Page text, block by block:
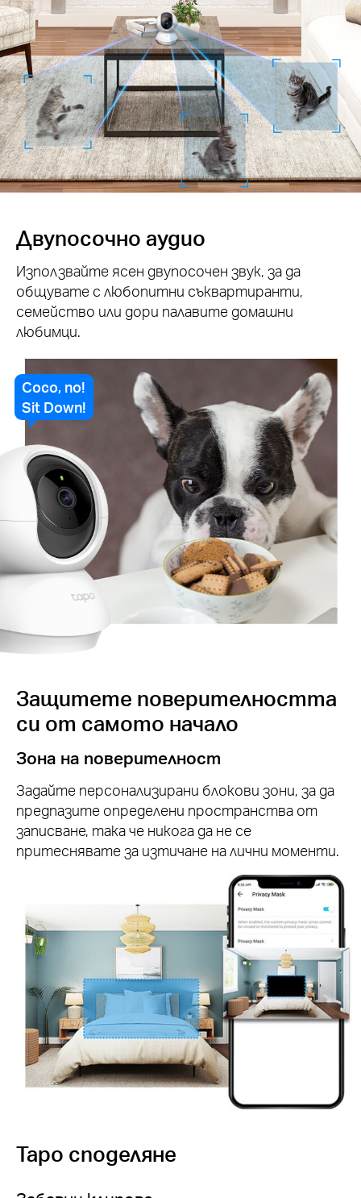
Двупосочно аудио
Използвайте ясен двупосочен звук, за да
общувате с любопитни съквартиранти,
семейство или дори палавите домашни
любимци.
Coco, no!
Sit Down!
Защитете поверителността
си от самото начало
Зона на поверителност
Задайте персонализирани блокови зони, за да
предпазите определени пространства от
записване, така че никога да не се
притеснявате за изтичане на лични моменти.
Tapo споделяне